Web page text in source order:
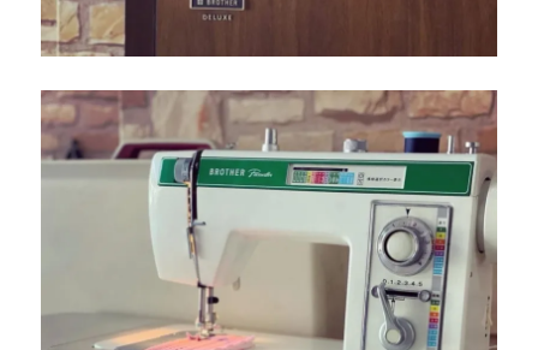
宅
へ
お
伺
い